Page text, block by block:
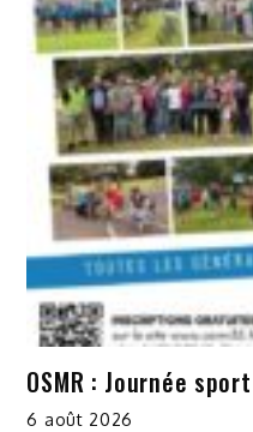
OSMR : Journée
6 août 2026